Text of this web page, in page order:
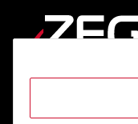
Informationen